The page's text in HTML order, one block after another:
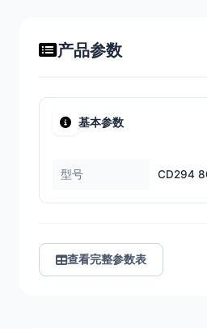
产品参数
基本参数
型号 CD294
查看完整参数表